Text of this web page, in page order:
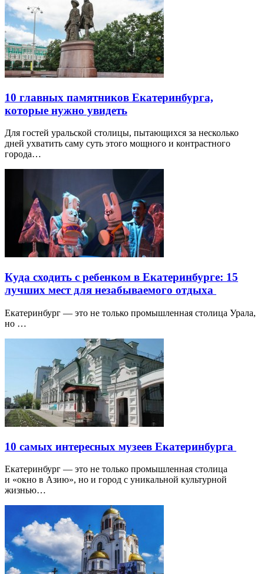
10 главных памятников Екатеринбурга,
которые нужно увидеть
Для гостей уральской столицы, пытающихся за несколько
дней ухватить саму суть этого мощного и контрастного
города…
Куда сходить с ребенком в Екатеринбурге: 15
лучших мест для незабываемого отдыха
Екатеринбург — это не только промышленная столица Урала,
но …
10 самых интересных музеев Екатеринбурга
Екатеринбург — это не только промышленная столица
и «окно в Азию», но и город с уникальной культурной
жизнью…